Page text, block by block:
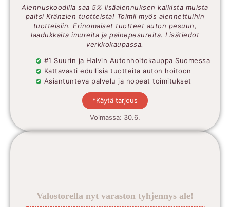
Alennuskoodilla saa 5% lisäalennuksen kaikista muista
paitsi Kränzlen tuotteista! Toimii myös alennettuihin
tuotteisiin. Erinomaiset tuotteet auton pesuun,
laadukkaita imureita ja painepesureita. Lisätiedot
verkkokaupassa.
#1 Suurin ja Halvin Autonhoitokauppa Suomessa
Kattavasti edullisia tuotteita auton hoitoon
Asiantunteva palvelu ja nopeat toimitukset
*Käytä tarjous
Voimassa: 30.6.
Valostorella nyt varaston tyhjennys ale!